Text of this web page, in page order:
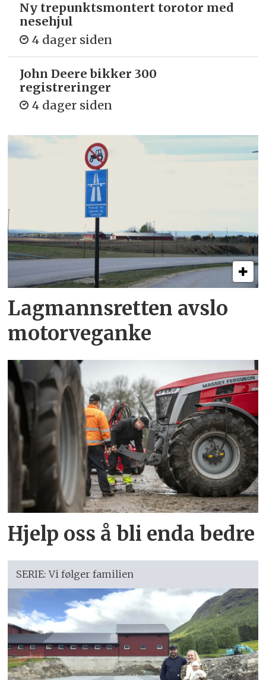
Ny trepunkts­montert torotor med
nesehjul
4 dager siden
John Deere bikker 300
registreringer
4 dager siden
Lagmannsretten avslo
motorveganke
Hjelp oss å bli enda bedre
SERIE: Vi følger familien